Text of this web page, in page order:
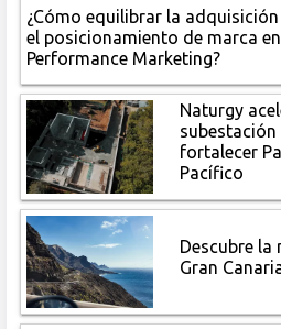
¿Cómo equilibrar la
el posicionamiento de marca
Performance Marketing?
Naturgy
subestación
fortalecer
Pacífico
Descubre la
Gran